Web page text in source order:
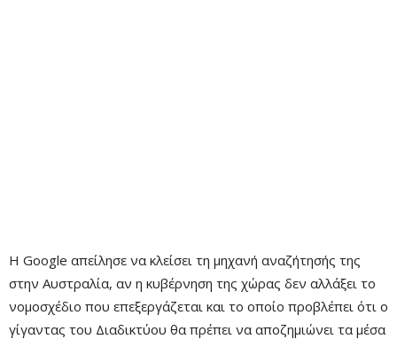
Η Google απείλησε να κλείσει τη μηχανή αναζήτησής της
στην Αυστραλία, αν η κυβέρνηση της χώρας δεν αλλάξει το
νομοσχέδιο που επεξεργάζεται και το οποίο προβλέπει ότι ο
γίγαντας του Διαδικτύου θα πρέπει να αποζημιώνει τα μέσα